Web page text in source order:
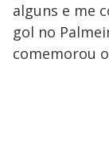
alguns e me
gol no
comemorou